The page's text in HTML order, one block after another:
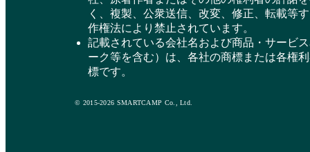
く、複製、公衆送信、改変、修正、転載等
作権法により禁止されています。
記載されている会社名および商品・サービ
ーク等を含む）は、各社の商標または各権
標です。
© 2015-2026 SMARTCAMP Co., Ltd.